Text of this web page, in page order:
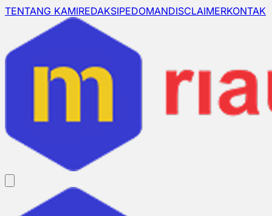
TENTANG KAMIREDAKSIPEDOMANDISCLAIMERKONTAK